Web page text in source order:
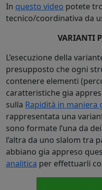
In questo video potete
tecnico/coordinativa da
VARIANTI
L’esecuzione della
presupposto che ogni
contenere elementi
caratteristiche gia
sulla Rapidità in maniera
rappresentata una
sono formate l’una da
l’altra da uno slalom tra
abbiano gia appreso
analitica per effettuarli